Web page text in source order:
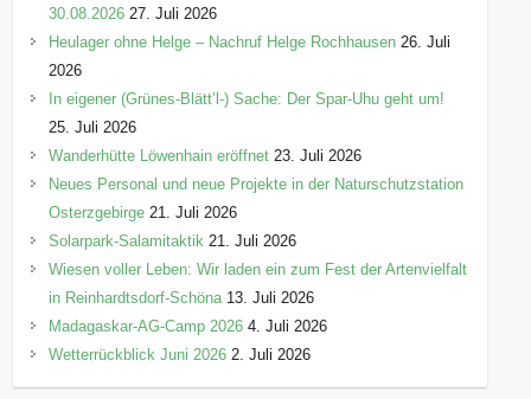
30.08.2026 27. Juli 2026
Heulager ohne Helge – Nachruf Helge Rochhausen 26. Juli
2026
In eigener (Grünes-Blätt’l-) Sache: Der Spar-Uhu geht um!
25. Juli 2026
Wanderhütte Löwenhain eröffnet 23. Juli 2026
Neues Personal und neue Projekte in der Naturschutzstation
Osterzgebirge 21. Juli 2026
Solarpark-Salamitaktik 21. Juli 2026
Wiesen voller Leben: Wir laden ein zum Fest der Artenvielfalt
in Reinhardtsdorf-Schöna 13. Juli 2026
Madagaskar-AG-Camp 2026 4. Juli 2026
Wetterrückblick Juni 2026 2. Juli 2026